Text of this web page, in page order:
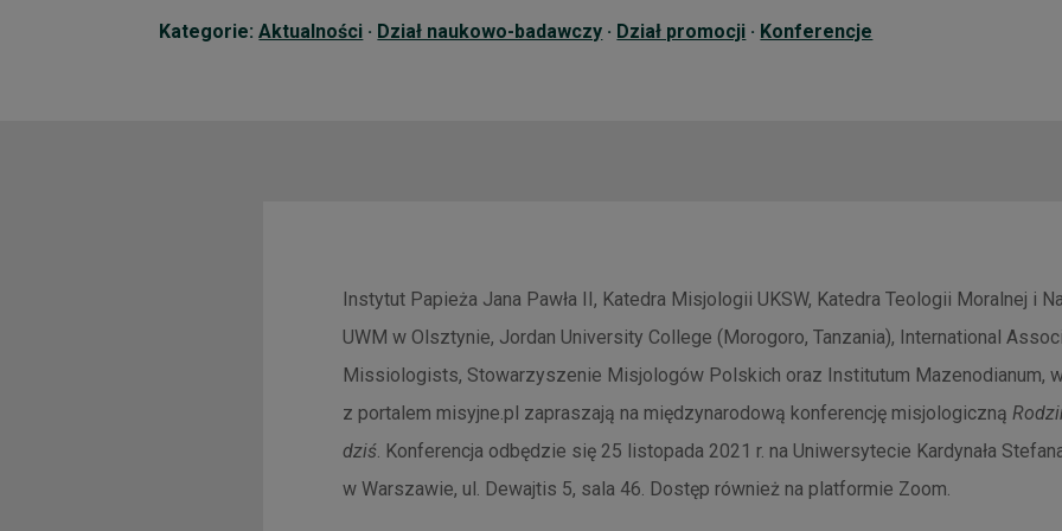
Kategorie:Aktualności · Dział naukowo-badawczy · Dział promocji · Konferencje
Instytut Papieża Jana Pawła II, Katedra Misjologii UKSW, Katedra Teologii Moralnej i
UWM w Olsztynie, Jordan University College (Morogoro, Tanzania), International
Missiologists, Stowarzyszenie Misjologów Polskich oraz Institutum Mazenodianum,
z portalem misyjne.pl zapraszają na międzynarodową konferencję misjologiczną
dziś. Konferencja odbędzie się 25 listopada 2021 r. na Uniwersytecie Kardynała
w Warszawie, ul. Dewajtis 5, sala 46. Dostęp również na platformie Zoom.